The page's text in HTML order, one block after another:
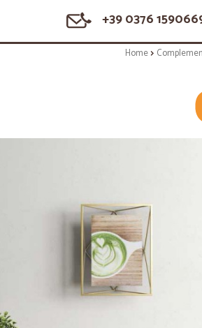
+39 0376
Home